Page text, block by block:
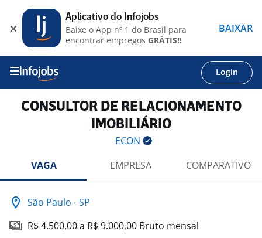
Login
CONSULTOR DE RELACIONAMENTO
IMOBILIÁRIO
ECON
VAGA
EMPRESA COMPARATIVO
São Paulo - SP
R$ 4.500,00 a R$ 9.000,00 Bruto mensal
Aplicativo do Infojobs
Baixe o App nº 1 do Brasil para
encontrar empregos GRÁTIS!!
BAIXAR